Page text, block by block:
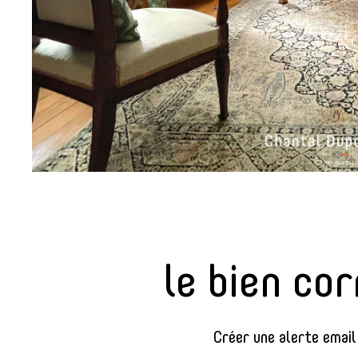
sur ce bien
le bien
Créer une alerte